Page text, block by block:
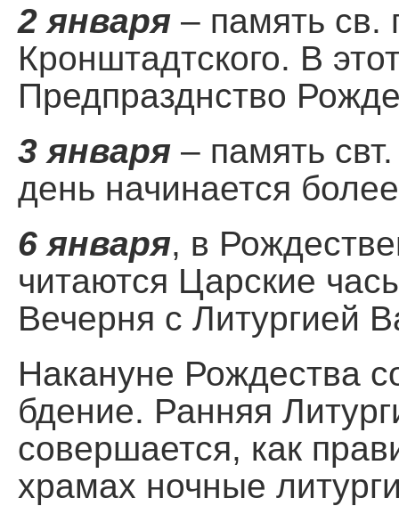
2 января – память св.
Кронштадтского. В
Предпразднство
3 января – память
день начинается
6 января, в
читаются Царские
Вечерня с Литургией
Накануне Рождества
бдение. Ранняя
совершается, как
храмах ночные